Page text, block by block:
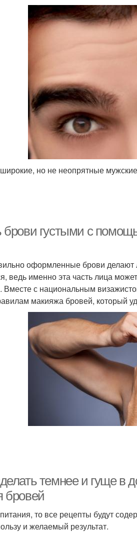
но не неопрятные
брови густыми с
оформленные брови делают
ведь именно эта часть лица
Вместе с национальным
макияжа бровей, который
темнее и гуще
бровей
то все рецепты будут
и желаемый результат.